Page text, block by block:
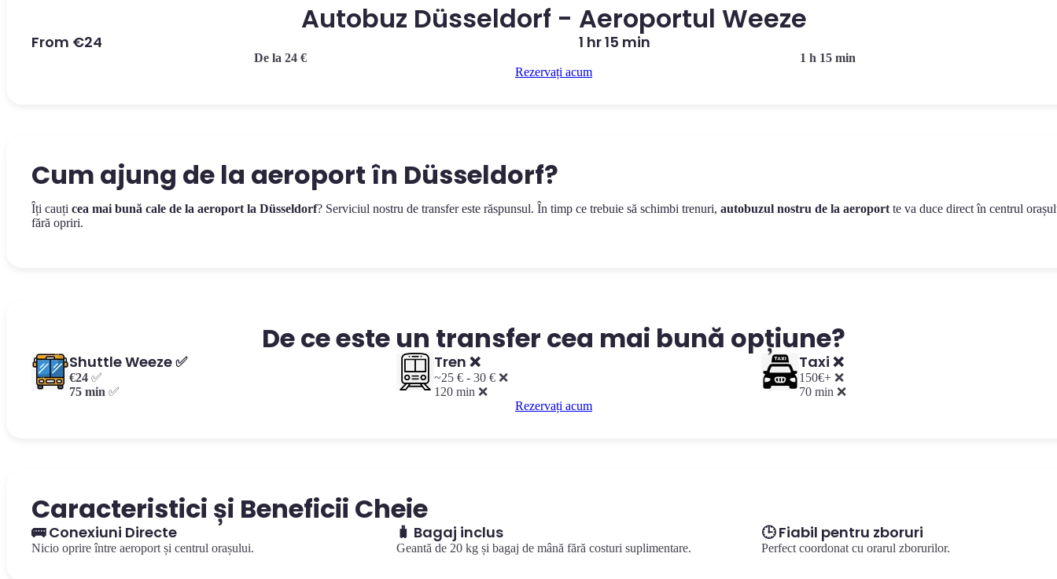
Autobuz Düsseldorf - Aeroportul Weeze
From €24
De la 24 €
1 hr 15 min
1 h 15 min
Rezervați acum
Cum ajung de la aeroport în Düsseldorf?
Îți cauți cea mai bună cale de la aeroport la Düsseldorf? Serviciul nostru de transfer este răspunsul. În timp ce trebuie să schimbi trenuri, autobuzul nostru de la aeroport te va duce direct în centrul
fără opriri.
De ce este un transfer cea mai bună opțiune?
Shuttle Weeze ✅
€24 ✅
75 min ✅
Tren ❌
~25 € - 30 € ❌
120 min ❌
Taxi ❌
150€+ ❌
70 min ❌
Rezervați acum
Caracteristici și Beneficii Cheie
🚌 Conexiuni Directe
Nicio oprire între aeroport și centrul orașului.
🧳 Bagaj inclus
Geantă de 20 kg și bagaj de mână fără costuri suplimentare.
🕒 Fiabil pentru zboruri
Perfect coordonat cu orarul zborurilor.